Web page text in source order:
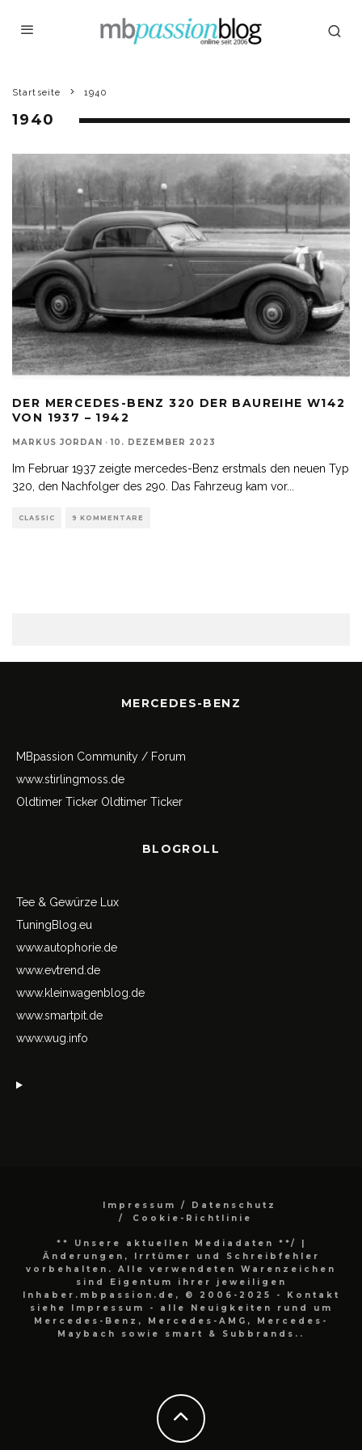
Startseite 1940
1940
DER MERCEDES-BENZ 320 DER BAUREIHE W142
VON 1937 – 1942
MARKUS JORDAN · 10. DEZEMBER 2023
Im Februar 1937 zeigte mercedes-Benz erstmals den neuen Typ
320, den Nachfolger des 290. Das Fahrzeug kam vor...
CLASSIC 9 KOMMENTARE
MERCEDES-BENZ
MBpassion Community / Forum
www.stirlingmoss.de
Oldtimer Ticker Oldtimer Ticker
BLOGROLL
Tee & Gewürze Lux
TuningBlog.eu
www.autophorie.de
www.evtrend.de
www.kleinwagenblog.de
www.smartpit.de
www.wug.info
Impressum / Datenschutz
Cookie-Richtlinie
** Unsere aktuellen Mediadaten **/
|
Änderungen, Irrtümer und Schreibfehler
vorbehalten. Alle verwendeten Warenzeichen
sind Eigentum ihrer jeweiligen
Inhaber.mbpassion.de, © 2006-2025 - Kontakt
siehe Impressum - alle Neuigkeiten rund um
Mercedes-Benz, Mercedes-AMG, Mercedes-
Maybach sowie smart & Subbrands..